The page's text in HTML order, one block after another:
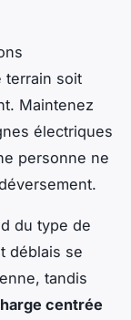
terrain soit
Maintenez
électriques
personne ne
du type de
déblais se
tandis
centrée